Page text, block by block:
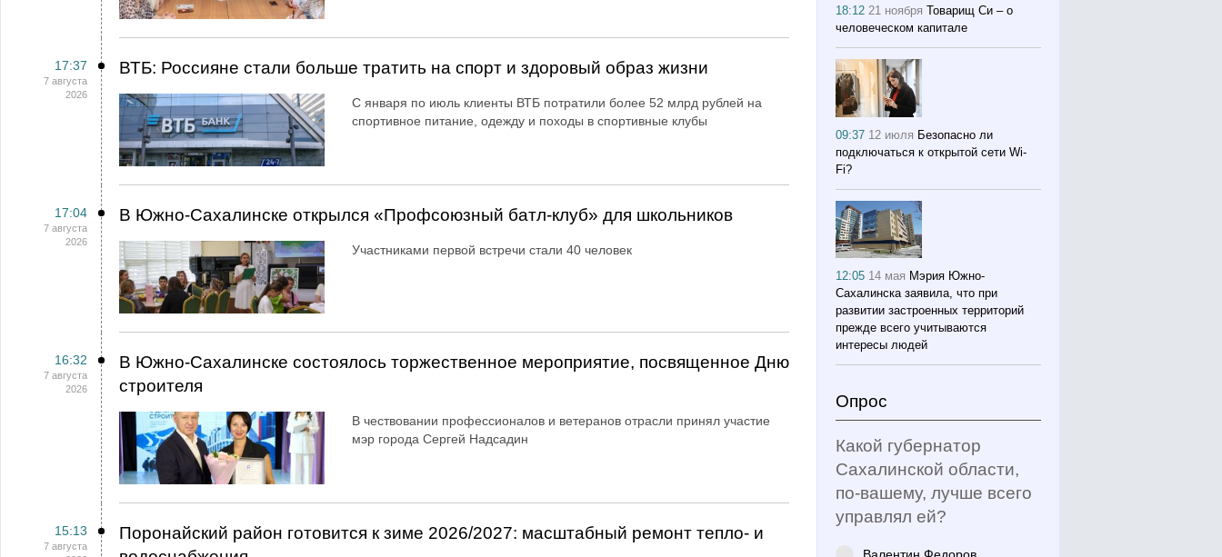
17:37
7 августа
2026
ВТБ: Россияне стали больше тратить на спорт и здоровый образ жизни
С января по июль клиенты ВТБ потратили более 52 млрд рублей на
спортивное питание, одежду и походы в спортивные клубы
17:04
7 августа
2026
В Южно-Сахалинске открылся «Профсоюзный батл-клуб» для школьников
Участниками первой встречи стали 40 человек
16:32
7 августа
2026
В Южно-Сахалинске состоялось торжественное мероприятие, посвященное Дню
строителя
В чествовании профессионалов и ветеранов отрасли принял участие
мэр города Сергей Надсадин
15:13
7 августа
Поронайский район готовится к зиме 2026/2027: масштабный ремонт тепло- и
18:1221 ноября Товарищ Си – о
человеческом капитале
09:37 12 июля Безопасно ли
подключаться к открытой сети Wi-
Fi?
12:05 14 мая Мэрия Южно-
Сахалинска заявила, что при
развитии застроенных территорий
прежде всего учитываются
интересы людей
Опрос
Какой губернатор
Сахалинской области,
по-вашему, лучше всего
управлял ей?